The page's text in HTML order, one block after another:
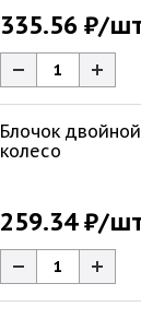
335.56 ₽/
Блочок
колесо
259.34 ₽/